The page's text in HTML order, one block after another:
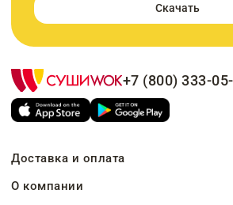
Скачать
+7 (800) 333-
Доставка и оплата
О компании